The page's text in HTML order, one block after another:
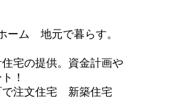
ーム 地元で暮らす。
宅の提供。資金計画や
！
注文住宅 新築住宅